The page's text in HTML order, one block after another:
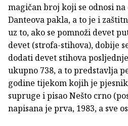
magičan broj koji se odnosi
Danteova pakla, a to je i
uz to, ako se pomnoži devet
devet (strofa-stihova), dobije
dodati devet stihova
ukupno 738, a to predstavlja
godine tijekom kojih je
supruge i pisao Nešto crno
napisana je prva, 1983, a sve